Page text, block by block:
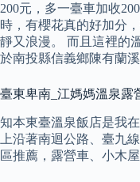
200元，多一臺車加收
時，有櫻花真的好加分
靜又浪漫。 而且這裡的
於南投縣信義鄉陳有蘭
臺東卑南_江媽媽溫泉露
知本東臺溫泉飯店是我
上沿著南迴公路、臺九
區推薦，露營車、小木